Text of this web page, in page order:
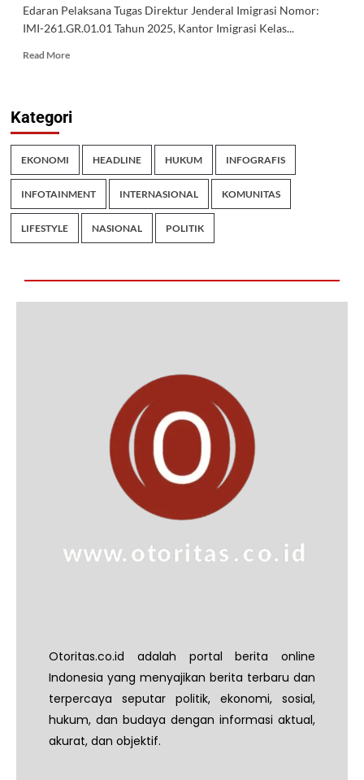
Edaran Pelaksana Tugas Direktur Jenderal Imigrasi Nomor:
IMI-261.GR.01.01 Tahun 2025, Kantor Imigrasi Kelas...
Read More
Kategori
EKONOMI HEADLINE HUKUM INFOGRAFIS
INFOTAINMENT INTERNASIONAL KOMUNITAS
LIFESTYLE NASIONAL POLITIK
Otoritas.co.id adalah portal berita online
Indonesia yang menyajikan berita terbaru dan
terpercaya seputar politik, ekonomi, sosial,
hukum, dan budaya dengan informasi aktual,
akurat, dan objektif.